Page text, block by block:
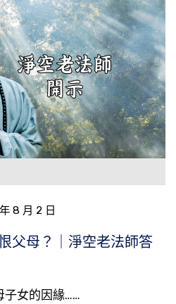
8 月 2 日
父母？｜淨空老法師答
子女的因緣……